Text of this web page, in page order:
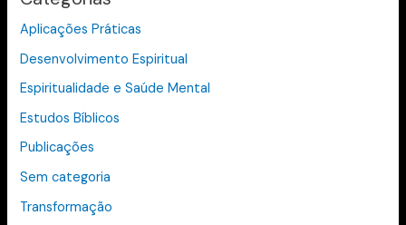
Aplicações Práticas
Desenvolvimento Espiritual
Espiritualidade e Saúde Mental
Estudos Bíblicos
Publicações
Sem categoria
Transformação